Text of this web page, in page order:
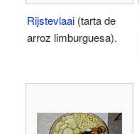
Rijstevlaai (tarta de
arroz limburguesa).